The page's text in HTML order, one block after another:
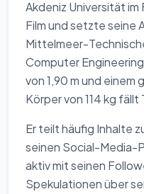
Akdeniz Universität im
Film und setzte seine
Mittelmeer-
Computer
von 1,90 m und einem
Körper von 114 kg
Er teilt häufig Inhalte
seinen Social-Media-
aktiv mit seinen
Spekulationen über